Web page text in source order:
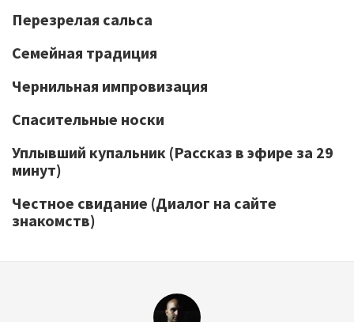
Перезрелая сальса
Семейная традиция
Чернильная импровизация
Спасительные носки
Уплывший купальник (Рассказ в эфире за 29
минут)
Честное свидание (Диалог на сайте
знакомств)